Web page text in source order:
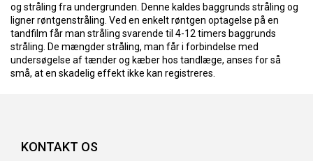
og stråling fra undergrunden. Denne kaldes baggrunds stråling og
ligner røntgenstråling. Ved en enkelt røntgen optagelse på en
tandfilm får man stråling svarende til 4-12 timers baggrunds
stråling. De mængder stråling, man får i forbindelse med
undersøgelse af tænder og kæber hos tandlæge, anses for så
små, at en skadelig effekt ikke kan registreres.
KONTAKT OS